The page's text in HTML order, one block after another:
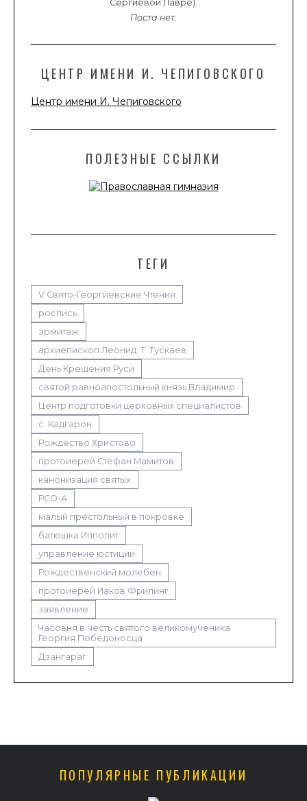
Сергиевой Лавре).
Поста нет.
ЦЕНТР ИМЕНИ И. ЧЕПИГОВСКОГО
Центр имени И. Чепиговского
ПОЛЕЗНЫЕ ССЫЛКИ
ТЕГИ
V Свято-Георгиевские Чтения
роспись
эрмитаж
архиепископ Леонид. Т. Тускаев
День Крещения Руси
святой равноапостольный князь Владимир
Центр подготовки церковных специалистов
с. Кадгарон
Рождество Христово
протоиерей Стефан Мамитов
канонизация святых
РСО-А
малый престольный в покровке
батюшка Ипполит
управление юстиции
Рождественский молебен
протоиерей Иаков Фрилинг
заявление
Часовня в честь святого великомученика
Георгия Победоносца
Дзангараг
ПОПУЛЯРНЫЕ ПУБЛИКАЦИИ